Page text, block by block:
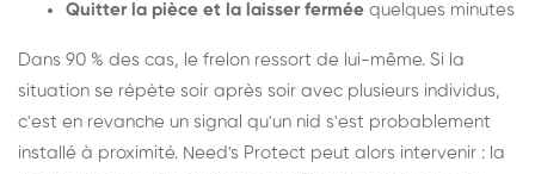
Quitter la pièce et la laisser fermée quelques minutes
Dans 90 % des cas, le frelon ressort de lui-même. Si la
situation se répète soir après soir avec plusieurs individus,
c'est en revanche un signal qu'un nid s'est probablement
installé à proximité. Need's Protect peut alors intervenir : la